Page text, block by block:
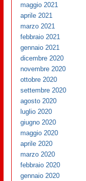
maggio 2021
aprile 2021
marzo 2021
febbraio 2021
gennaio 2021
dicembre 2020
novembre 2020
ottobre 2020
settembre 2020
agosto 2020
luglio 2020
giugno 2020
maggio 2020
aprile 2020
marzo 2020
febbraio 2020
gennaio 2020